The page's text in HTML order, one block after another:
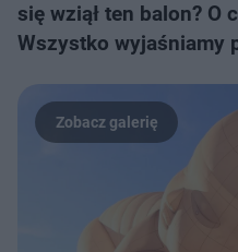
się wziął ten balon? O
Wszystko wyjaśniamy